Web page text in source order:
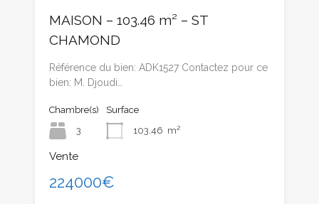
MAISON – 103.46 m² – ST
CHAMOND
Référence du bien: ADK1527 Contactez pour ce
bien: M. Djoudi…
Chambre(s)
3
Surface
103.46 m²
Vente
224000€